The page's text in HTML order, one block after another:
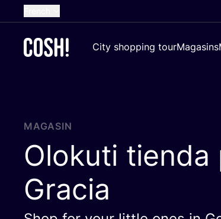
Dutch
Croatian
City shopping tourMagasins
MAGASIN
Olokuti tienda
Gracia